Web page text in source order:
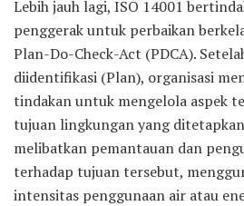
Lebih jauh lagi, ISO 14001
penggerak untuk perbaikan
Plan-Do-Check-Act (PDCA).
diidentifikasi (Plan), organisasi
tindakan untuk mengelola aspek
tujuan lingkungan yang
melibatkan pemantauan dan
terhadap tujuan tersebut,
intensitas penggunaan air atau